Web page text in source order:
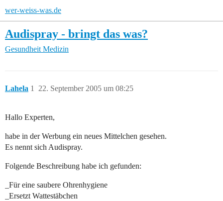
wer-weiss-was.de
Audispray - bringt das was?
Gesundheit Medizin
Lahela 22. September 2005 um 08:25
1
Hallo Experten,
habe in der Werbung ein neues Mittelchen gesehen.
Es nennt sich Audispray.
Folgende Beschreibung habe ich gefunden:
_Für eine saubere Ohrenhygiene
_Ersetzt Wattestäbchen